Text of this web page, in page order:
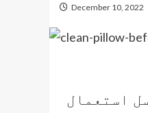
December 10, 2022
استعمال